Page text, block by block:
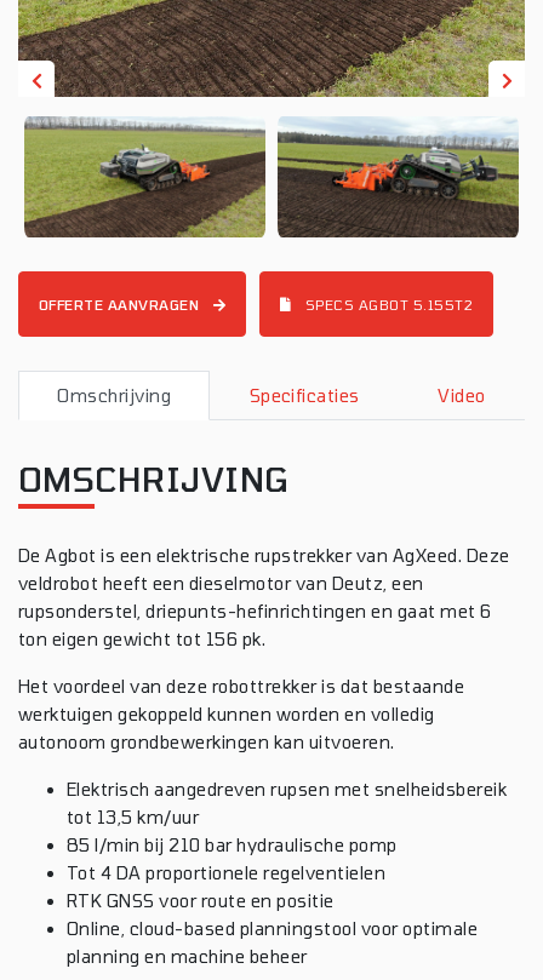
OFFERTE AANVRAGEN SPECS AGBOT 5.155T2
Omschrijving Specificaties Video
OMSCHRIJVING
De Agbot is een elektrische rupstrekker van AgXeed. Deze
veldrobot heeft een dieselmotor van Deutz, een
rupsonderstel, driepunts-hefinrichtingen en gaat met 6
ton eigen gewicht tot 156 pk.
Het voordeel van deze robottrekker is dat bestaande
werktuigen gekoppeld kunnen worden en volledig
autonoom grondbewerkingen kan uitvoeren.
Elektrisch aangedreven rupsen met snelheidsbereik
tot 13,5 km/uur
85 l/min bij 210 bar hydraulische pomp
Tot 4 DA proportionele regelventielen
RTK GNSS voor route en positie
Online, cloud-based planningstool voor optimale
planning en machine beheer